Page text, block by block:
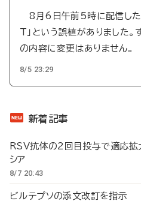
8月6日午前5時に配信した
T」という誤植がありました。
の内容に変更はありません。
8/5 23:29
新着記事
RSV抗体の2回目投与で適応
シア
8/7 20:43
ビルテプソの添文改訂を指